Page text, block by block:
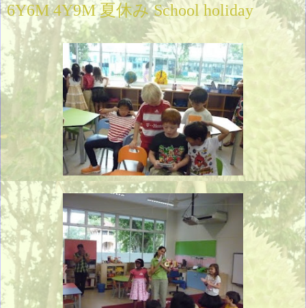
6Y6M 4Y9M 夏休み School holiday